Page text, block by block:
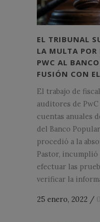
EL TRIBUNAL
LA MULTA
PWC AL
FUSIÓN CON
El trabajo de
auditores de
cuentas anuales
del Banco
procedió a la
Pastor,
efectuar las
verificar la
25 enero, 2022 /